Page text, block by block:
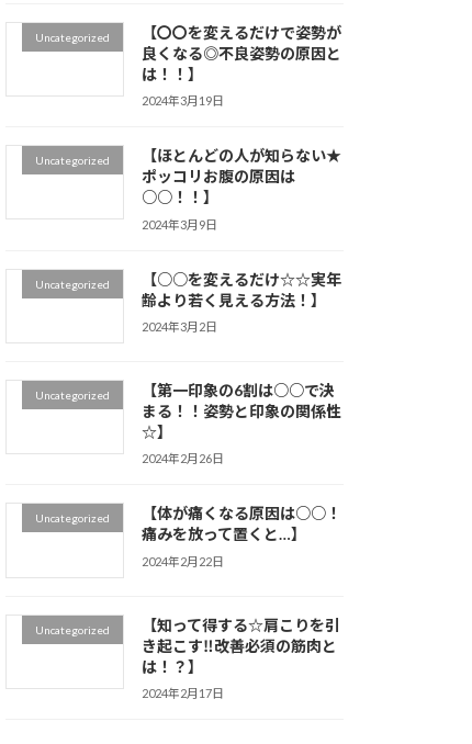
Uncategorized
【〇〇を変えるだけで姿勢が
良くなる◎不良姿勢の原因と
は！！】
2024年3月19日
Uncategorized
【ほとんどの人が知らない★
ポッコリお腹の原因は
○○！！】
2024年3月9日
Uncategorized
【○○を変えるだけ☆☆実年
齢より若く見える方法！】
2024年3月2日
Uncategorized
【第一印象の6割は○○で決
まる！！姿勢と印象の関係性
☆】
2024年2月26日
Uncategorized
【体が痛くなる原因は○○！
痛みを放って置くと…】
2024年2月22日
Uncategorized
【知って得する☆肩こりを引
き起こす‼改善必須の筋肉と
は！？】
2024年2月17日